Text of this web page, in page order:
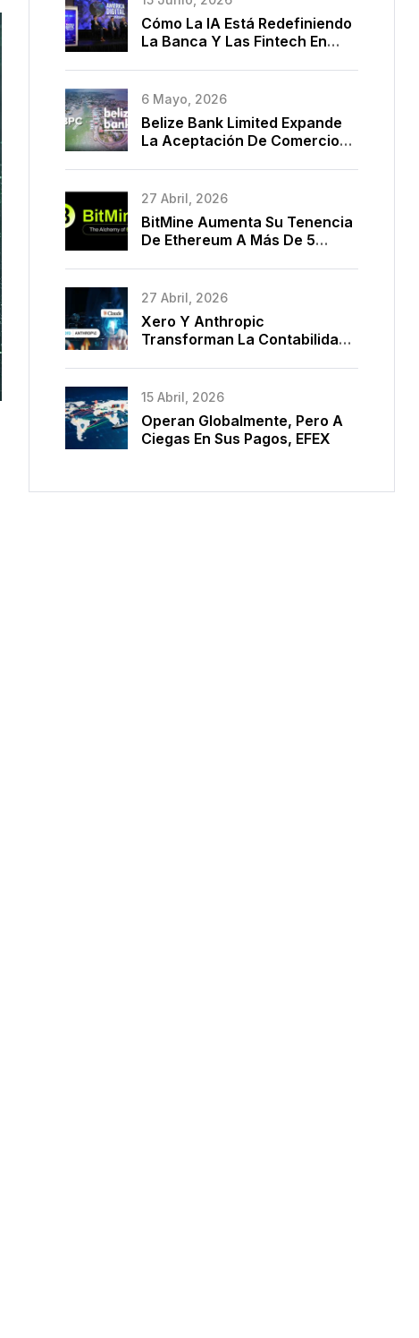
Cómo La IA Está Redefiniendo
La Banca Y Las Fintech En
6 Mayo, 2026
Belize Bank Limited Expande
La Aceptación De Comercio
BPC Y Marca Una Década De
Modernización De Pagos
27 Abril, 2026
BitMine Aumenta Su Tenencia
De Ethereum A Más De 5
27 Abril, 2026
Xero Y Anthropic
Transforman La Contabilidad
15 Abril, 2026
Operan Globalmente, Pero A
Ciegas En Sus Pagos, EFEX